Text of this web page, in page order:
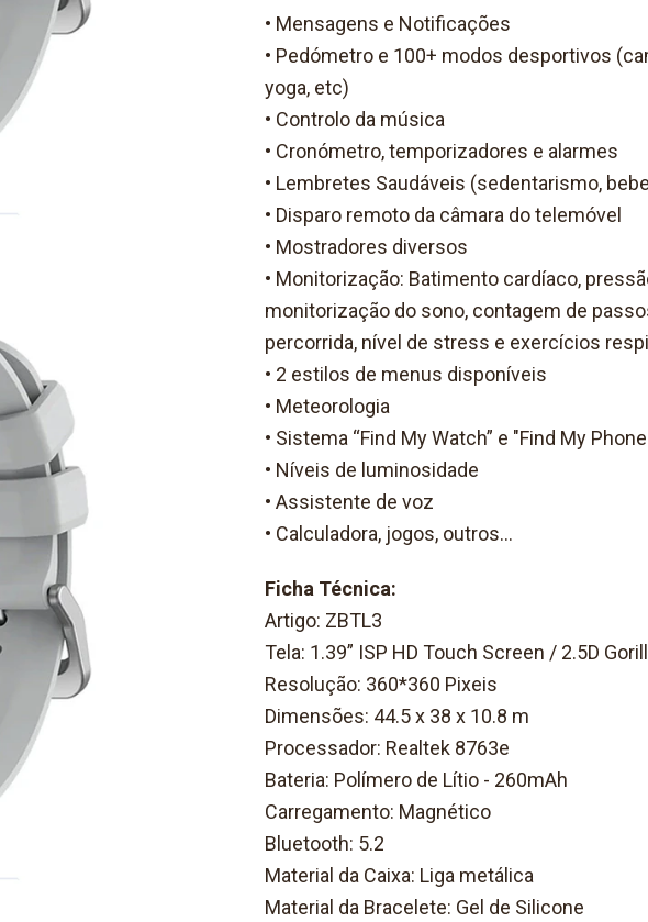
• Mensagens e Notificações
• Pedómetro e 100+ modos desportivos
yoga, etc)
• Controlo da música
• Cronómetro, temporizadores e alarmes
• Lembretes Saudáveis (sedentarismo,
• Disparo remoto da câmara do telemóvel
• Mostradores diversos
• Monitorização: Batimento cardíaco,
monitorização do sono, contagem de
percorrida, nível de stress e exercícios
• 2 estilos de menus disponíveis
• Meteorologia
• Sistema “Find My Watch” e "Find My
• Níveis de luminosidade
• Assistente de voz
• Calculadora, jogos, outros...
Ficha Técnica:
Artigo: ZBTL3
Tela: 1.39” ISP HD Touch Screen / 2.5D
Resolução: 360*360 Pixeis
Dimensões: 44.5 x 38 x 10.8 m
Processador: Realtek 8763e
Bateria: Polímero de Lítio - 260mAh
Carregamento: Magnético
Bluetooth: 5.2
Material da Caixa: Liga metálica
Material da Bracelete: Gel de Silicone